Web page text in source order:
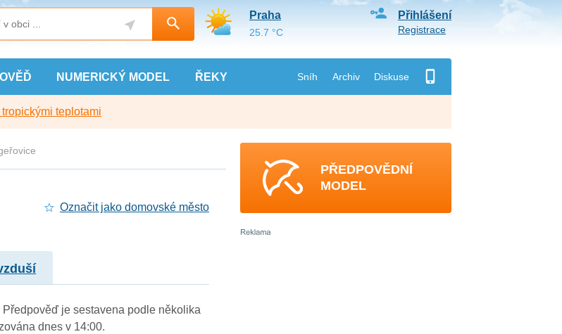
NUMERICKÝ MODEL ŘEKY Sníh Archiv Diskuse
Přihlášení
Registrace
Praha
25.7 °C
teplotami
Označit jako domovské město
je sestavena podle několika
dnes v 14:00.
PŘEDPOVĚDNÍ
MODEL